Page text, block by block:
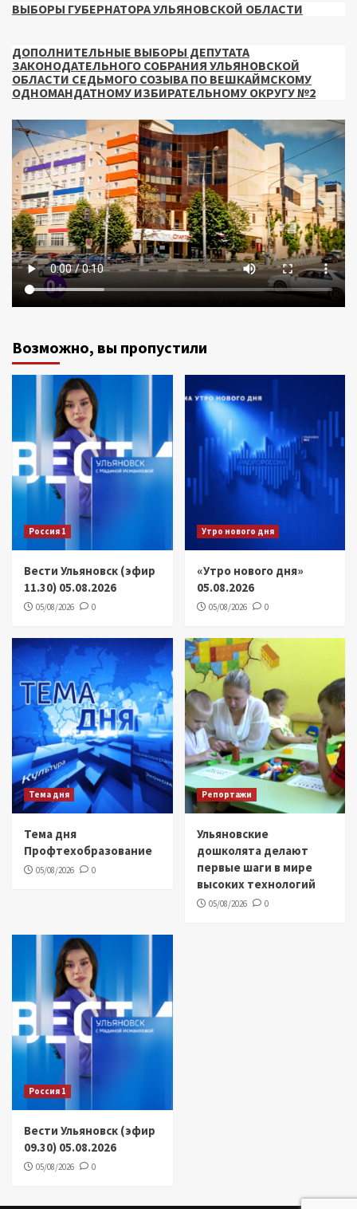
ВЫБОРЫ ГУБЕРНАТОРА УЛЬЯНОВСКОЙ ОБЛАСТИ
ДОПОЛНИТЕЛЬНЫЕ ВЫБОРЫ ДЕПУТАТА
ЗАКОНОДАТЕЛЬНОГО СОБРАНИЯ УЛЬЯНОВСКОЙ
ОБЛАСТИ СЕДЬМОГО СОЗЫВА ПО ВЕШКАЙМСКОМУ
ОДНОМАНДАТНОМУ ИЗБИРАТЕЛЬНОМУ ОКРУГУ №2
Возможно, вы пропустили
Россия 1
Вести Ульяновск (эфир
11.30) 05.08.2026
05/08/2026 0
Утро нового дня
«Утро нового дня»
05.08.2026
05/08/2026 0
Тема дня
Тема дня
Профтехобразование
05/08/2026 0
Репортажи
Ульяновские
дошколята делают
первые шаги в мире
высоких технологий
05/08/2026 0
Россия 1
Вести Ульяновск (эфир
09.30) 05.08.2026
05/08/2026 0